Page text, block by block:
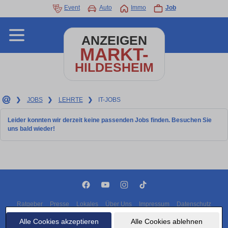
Alle Cookies akzeptieren Alle Cookies ablehnen
Event Auto Immo Job
ANZEIGEN
MARKT-
HILDESHEIM
❯ JOBS ❯ LEHRTE ❯ IT-JOBS
Leider konnten wir derzeit keine passenden Jobs finden. Besuchen Sie
uns bald wieder!
Ratgeber Presse Lokales Über Uns Impressum Datenschutz